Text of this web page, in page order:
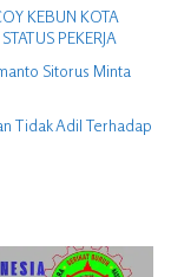
KEBUN KOTA
PEKERJA
Sitorus Minta
Tidak Adil Terhadap